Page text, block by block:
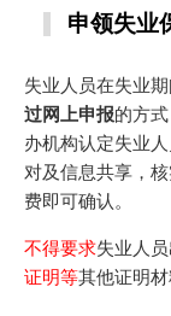
申领失业
失业人员在失业
过网上申报的方
办机构认定失业
对及信息共享，
费即可确认。
不得要求失业人
证明等其他证明材